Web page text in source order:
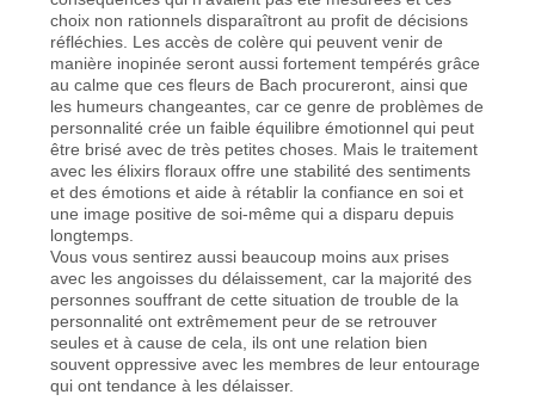
choix non rationnels disparaîtront au profit de décisions
réfléchies. Les accès de colère qui peuvent venir de
manière inopinée seront aussi fortement tempérés grâce
au calme que ces fleurs de Bach procureront, ainsi que
les humeurs changeantes, car ce genre de problèmes de
personnalité crée un faible équilibre émotionnel qui peut
être brisé avec de très petites choses. Mais le traitement
avec les élixirs floraux offre une stabilité des sentiments
et des émotions et aide à rétablir la confiance en soi et
une image positive de soi-même qui a disparu depuis
longtemps.
Vous vous sentirez aussi beaucoup moins aux prises
avec les angoisses du délaissement, car la majorité des
personnes souffrant de cette situation de trouble de la
personnalité ont extrêmement peur de se retrouver
seules et à cause de cela, ils ont une relation bien
souvent oppressive avec les membres de leur entourage
qui ont tendance à les délaisser.